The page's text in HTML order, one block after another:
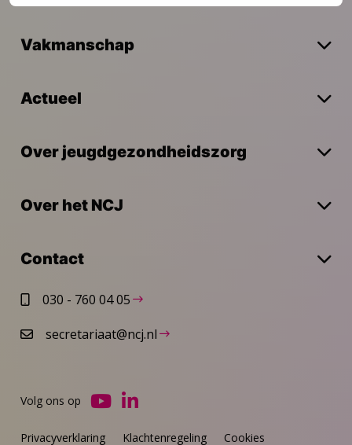
Vakmanschap
Actueel
Over jeugdgezondheidszorg
Over het NCJ
Contact
030 - 760 04 05
secretariaat@ncj.nl
Privacyverklaring Klachtenregeling Cookies
Volg ons op
Ga
Ga